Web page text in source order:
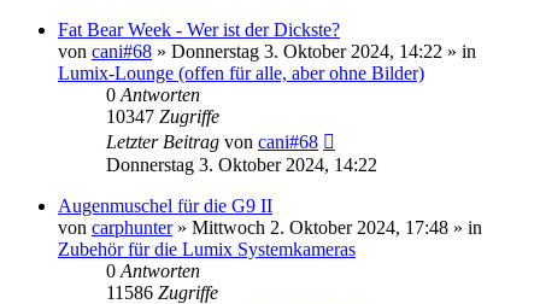
Fat Bear Week - Wer ist der Dickste?
von cani#68 » Donnerstag 3. Oktober 2024, 14:22 » in
Lumix-Lounge (offen für alle, aber ohne Bilder)
0 Antworten
10347 Zugriffe
Letzter Beitrag von cani#68
Donnerstag 3. Oktober 2024, 14:22
Augenmuschel für die G9 II
von carphunter» Mittwoch 2. Oktober 2024, 17:48 » in
Zubehör für die Lumix Systemkameras
0 Antworten
11586 Zugriffe